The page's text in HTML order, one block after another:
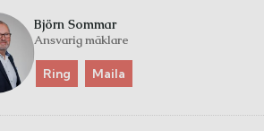
Björn Sommar
Ansvarig mäklare
Ring Maila